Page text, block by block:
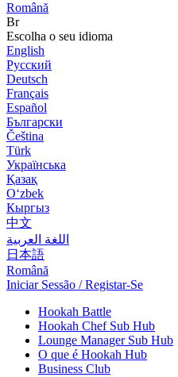
Română
Br
Escolha o seu idioma
English
Русский
Deutsch
Français
Español
Български
Čeština
Türk
Українська
Қазақ
Оʻzbek
Кыргыз
中文
اللغة العربية
日本語
Română
Iniciar Sessão / Registar-Se
Hookah Battle
Hookah Chef Sub Hub
Lounge Manager Sub Hub
O que é Hookah Hub
Business Club